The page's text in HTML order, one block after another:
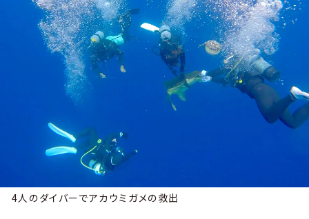
4人のダイバーでアカウミガメの救出